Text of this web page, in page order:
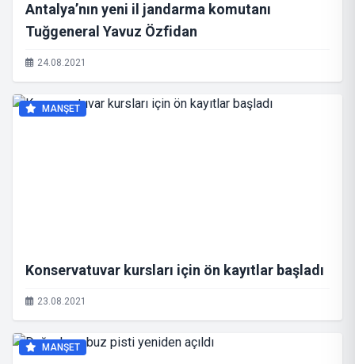
Antalya’nın yeni il jandarma komutanı
Tuğgeneral Yavuz Özfidan
24.08.2021
MANŞET
Konservatuvar kursları için ön kayıtlar başladı
23.08.2021
MANŞET